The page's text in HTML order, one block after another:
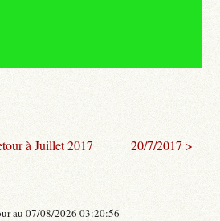
à Juillet 2017 20/7/2017 >
au 07/08/2026 03:20:56 -